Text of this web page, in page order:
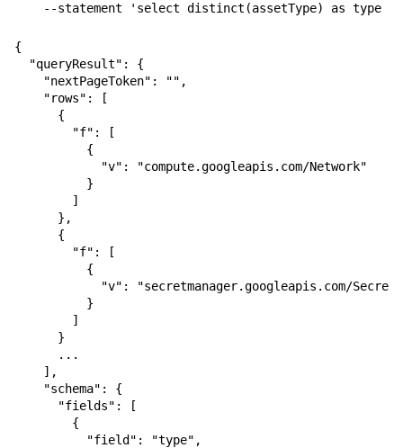
{
  "queryResult": {
    "nextPageToken": "",
    "rows": [
      {
        "f": [
          {
            "v": "compute.googleapis.com/Network"
          }
        ]
      },
      {
        "f": [
          {
"v": "secretmanager.googleapis.com/
          }
        ]
      }
      ...
    ],
    "schema": {
      "fields": [
        {
          "field": "type",